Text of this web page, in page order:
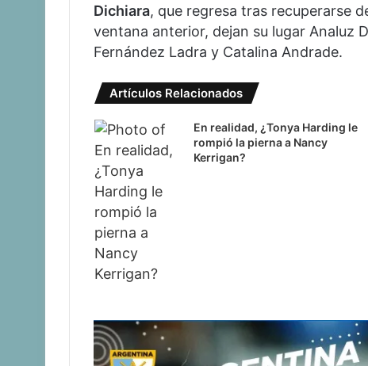
Dichiara, que regresa tras recuperarse
ventana anterior, dejan su lugar Analuz
Fernández Ladra y Catalina Andrade.
Artículos Relacionados
En realidad, ¿Tonya Harding le
rompió la pierna a Nancy
Kerrigan?